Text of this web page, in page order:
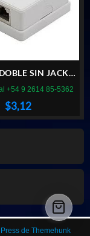
SIN JACKS
$3,12
+54 9 2614 85-5362
de Themehunk